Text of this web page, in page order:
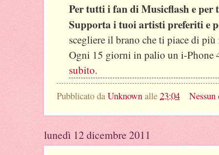
Per tutti i fan di Musicflash e
Supporta i tuoi artisti preferiti e
scegliere il brano che ti piace di
Ogni 15 giorni in palio un i-Phone
subito.
Pubblicato da Unknown alle 23:04
lunedì 12 dicembre 2011